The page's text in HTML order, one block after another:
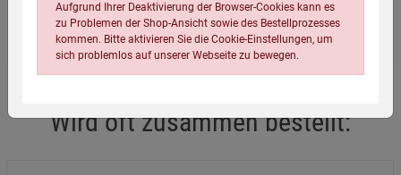
Verpackungsmaße (LxBxH):
19,1 13
Wird oft zusammen bestellt:
Aufgrund Ihrer Deaktivierung der Browser-Cookies kann es
zu Problemen der Shop-Ansicht sowie des Bestellprozesses
kommen. Bitte aktivieren Sie die Cookie-Einstellungen, um
sich problemlos auf unserer Webseite zu bewegen.